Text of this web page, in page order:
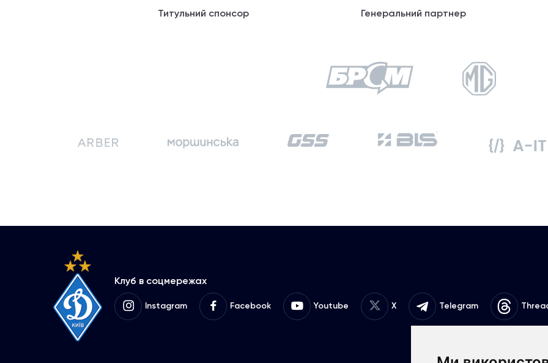
Титульний спонсор Генеральний партнер
Клуб в соцмережах
Instagram Facebook Youtube X Telegram